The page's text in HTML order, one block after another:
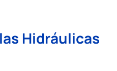
Hidráulicas